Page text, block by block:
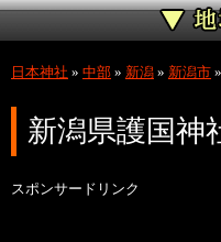
日本神社 » 中部 » 新潟 » 新潟市 »
新潟県護国神
スポンサードリンク